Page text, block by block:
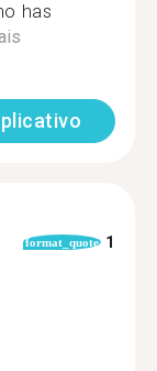
has
format_quote 1